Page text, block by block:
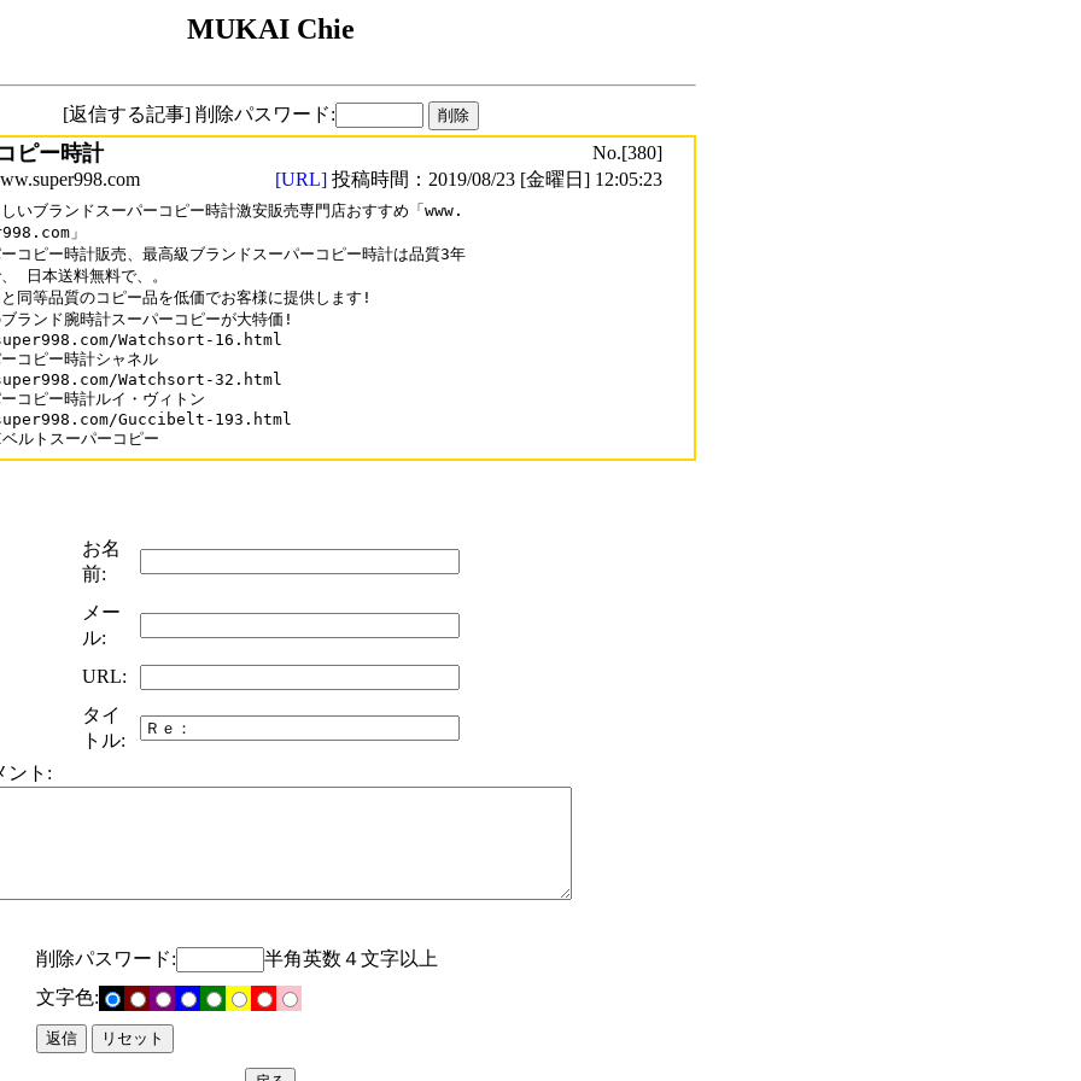
MUKAI Chie
[返信する記事] 削除パスワード:
ピー時計
No.[380]
[URL] 投稿時間：2019/08/23 [金曜日] 12:05:23
いブランドスーパーコピー時計激安販売専門店おすすめ「www.
」
コピー時計販売、最高級ブランドスーパーコピー時計は品質3年
日本送料無料で、。
同等品質のコピー品を低価でお客様に提供します!
ランド腕時計スーパーコピーが大特価!
Watchsort-16.html
コピー時計シャネル
Watchsort-32.html
コピー時計ルイ・ヴィトン
Guccibelt-193.html
ベルトスーパーコピー
お名
前:
メー
ル:
URL:
タイ
トル:
ント:
削除パスワード:
半角英数４文字以上
文字色: